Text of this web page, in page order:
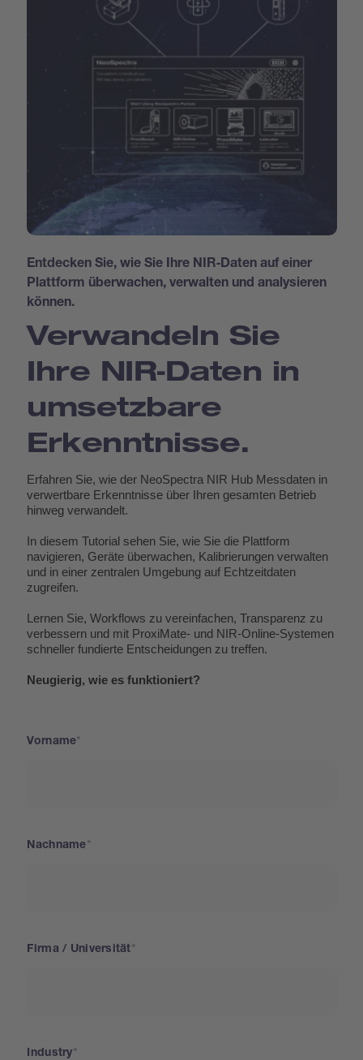
Entdecken Sie, wie Sie Ihre NIR‑Daten auf einer
Plattform überwachen, verwalten und analysieren
können.
Verwandeln Sie
Ihre NIR‑Daten in
umsetzbare
Erkenntnisse.
Erfahren Sie, wie der NeoSpectra NIR Hub Messdaten in
verwertbare Erkenntnisse über Ihren gesamten Betrieb
hinweg verwandelt.
In diesem Tutorial sehen Sie, wie Sie die Plattform
navigieren, Geräte überwachen, Kalibrierungen verwalten
und in einer zentralen Umgebung auf Echtzeitdaten
zugreifen.
Lernen Sie, Workflows zu vereinfachen, Transparenz zu
verbessern und mit ProxiMate‑ und NIR‑Online‑Systemen
schneller fundierte Entscheidungen zu treffen.
Neugierig, wie es funktioniert?
Vorname
Nachname
Firma / Universität
Industry